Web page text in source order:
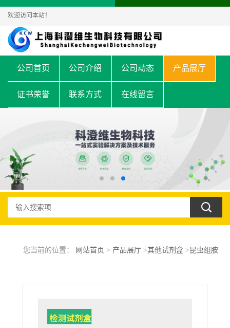
欢迎访问本站！
公司首页 公司介绍 公司动态 产品展厅
证书荣誉 联系方式 在线留言
您当前的位置： 网站首页 > 产品展厅>其他试剂盒> 昆虫组胺